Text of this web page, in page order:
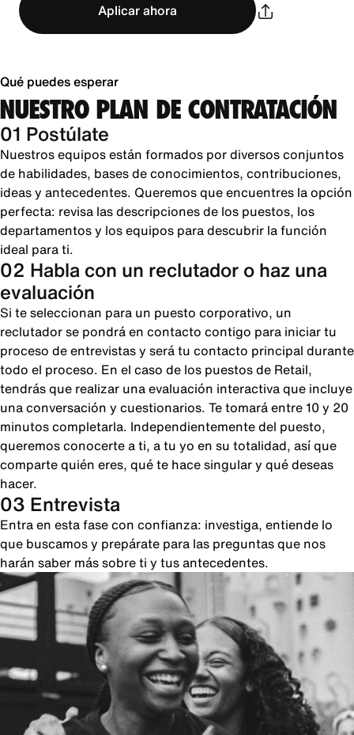
Aplicar ahora
Qué puedes esperar
NUESTRO PLAN DE CONTRATACIÓN
01 Postúlate
Nuestros equipos están formados por diversos conjuntos
de habilidades, bases de conocimientos, contribuciones,
ideas y antecedentes. Queremos que encuentres la opción
perfecta: revisa las descripciones de los puestos, los
departamentos y los equipos para descubrir la función
ideal para ti.
02 Habla con un reclutador o haz una
evaluación
Si te seleccionan para un puesto corporativo, un
reclutador se pondrá en contacto contigo para iniciar tu
proceso de entrevistas y será tu contacto principal durante
todo el proceso. En el caso de los puestos de Retail,
tendrás que realizar una evaluación interactiva que incluye
una conversación y cuestionarios. Te tomará entre 10 y 20
minutos completarla. Independientemente del puesto,
queremos conocerte a ti, a tu yo en su totalidad, así que
comparte quién eres, qué te hace singular y qué deseas
hacer.
03 Entrevista
Entra en esta fase con confianza: investiga, entiende lo
que buscamos y prepárate para las preguntas que nos
harán saber más sobre ti y tus antecedentes.